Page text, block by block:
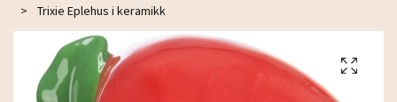
Trixie Eplehus i keramikk